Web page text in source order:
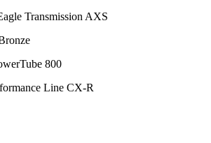
Transmission AXS
800
Line CX-R